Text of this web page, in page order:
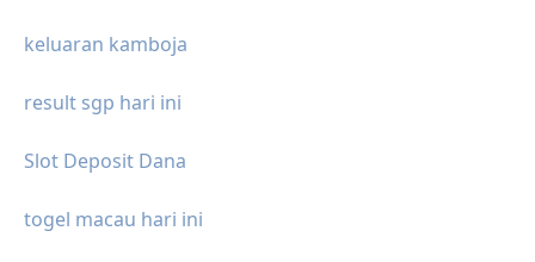
keluaran kamboja
result sgp hari ini
Slot Deposit Dana
togel macau hari ini